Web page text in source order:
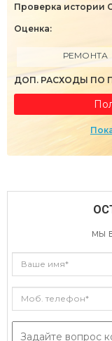
Проверка истории
Оценка:
РЕМОНТА
ДОП. РАСХОДЫ ПО
мы